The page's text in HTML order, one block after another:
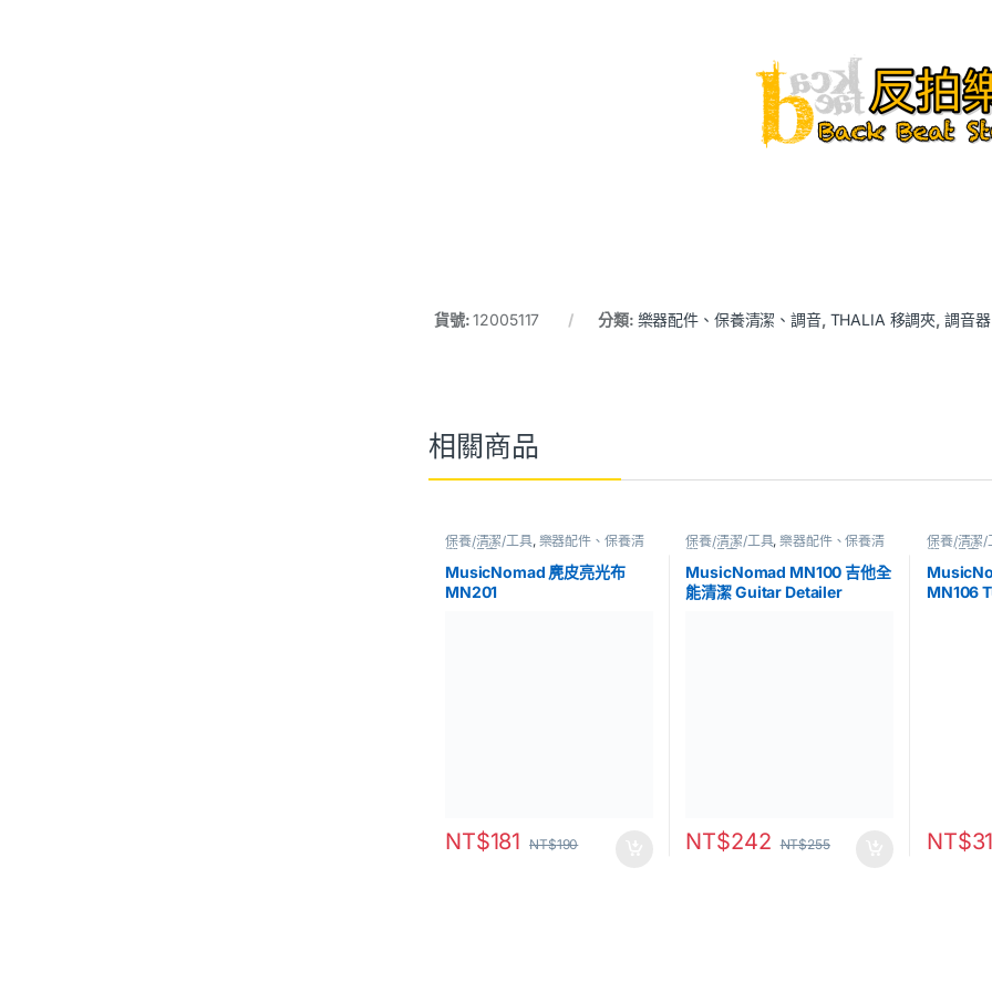
貨號:12005117 分類: 樂器配件、保養清潔、調音, THALIA 移調夾, 調音
相關商品
保養/清潔/工具, 樂器配件、保養清
潔、調音
MusicNomad 麂皮亮光布
MN201
NT$181 NT$190
保養/清潔/工具,樂器配件、保養清
潔、調音
MusicNomad MN100 吉他全
能清潔 Guitar Detailer
NT$242 NT$255
保養/清潔/
潔、調音
MN106
NT$